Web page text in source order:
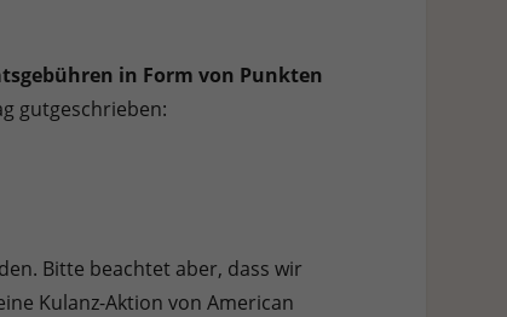
in Form von Punkten
gutgeschrieben:
Bitte beachtet aber, dass wir
Kulanz-Aktion von American